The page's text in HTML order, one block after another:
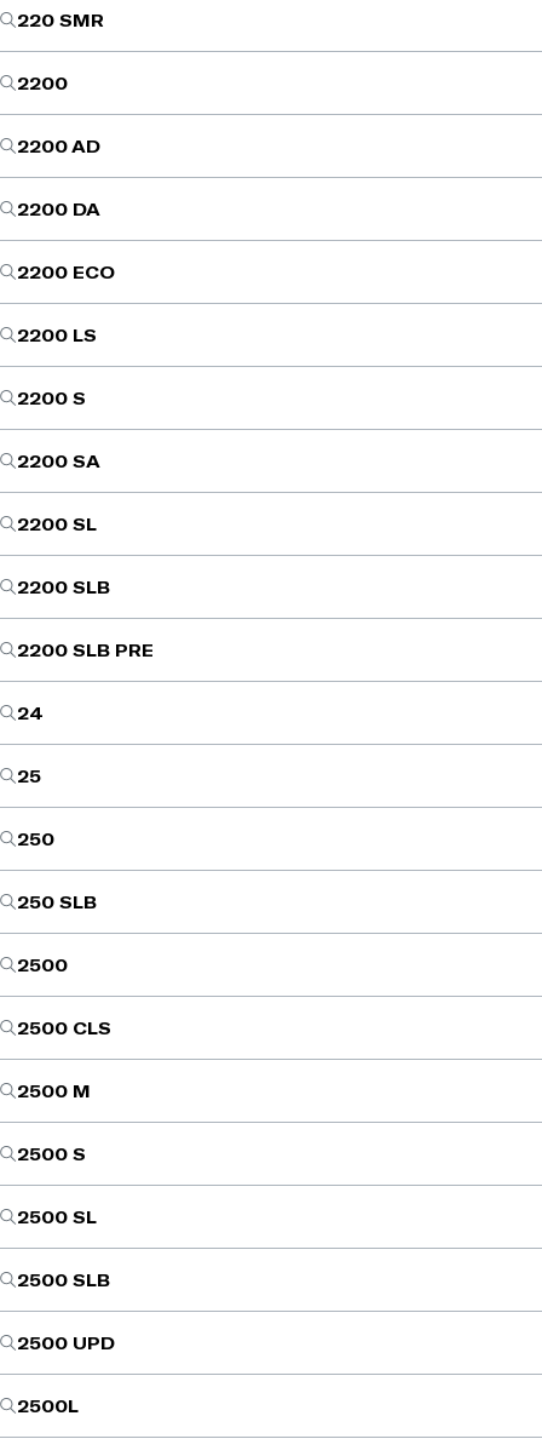
220 SMR
2200
2200 AD
2200 DA
2200 ECO
2200 LS
2200 S
2200 SA
2200 SL
2200 SLB
2200 SLB PRE
24
25
250
250 SLB
2500
2500 CLS
2500 M
2500 S
2500 SL
2500 SLB
2500 UPD
2500L